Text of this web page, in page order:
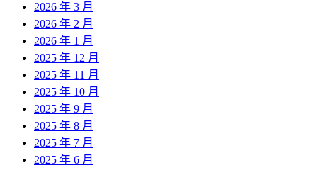
2026 年 3 月
2026 年 2 月
2026 年 1 月
2025 年 12 月
2025 年 11 月
2025 年 10 月
2025 年 9 月
2025 年 8 月
2025 年 7 月
2025 年 6 月